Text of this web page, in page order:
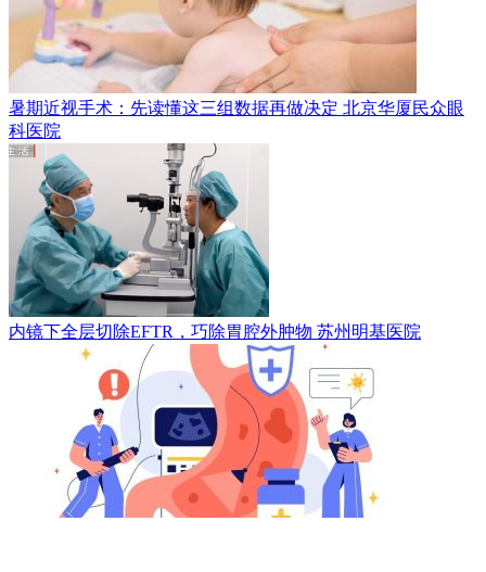
暑期近视手术：先读懂这三组数据再做决定 北京华厦民众眼
科医院
内镜下全层切除EFTR，巧除胃腔外肿物 苏州明基医院